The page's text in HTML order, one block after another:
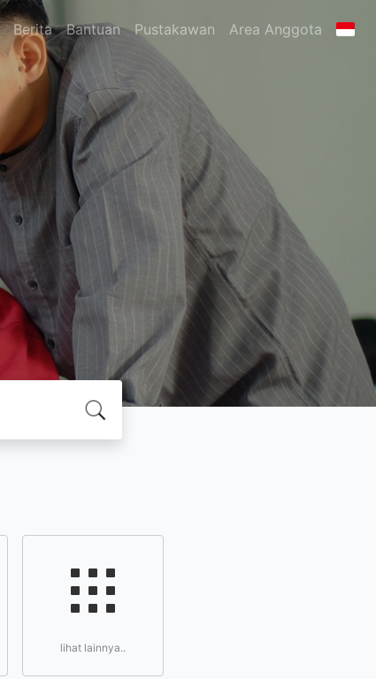
Berita Bantuan Pustakawan Area Anggota
lihat lainnya..